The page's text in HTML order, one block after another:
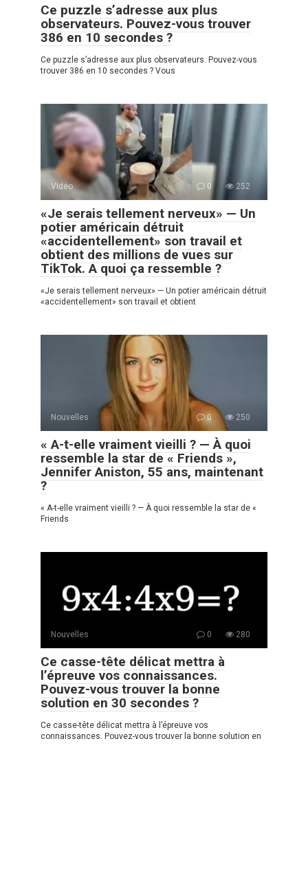
Ce puzzle s’adresse aux plus
observateurs. Pouvez-vous trouver
386 en 10 secondes ?
Ce puzzle s’adresse aux plus observateurs. Pouvez-vous
trouver 386 en 10 secondes ? Vous
Vidéo 0 252
«Je serais tellement nerveux» — Un
potier américain détruit
«accidentellement» son travail et
obtient des millions de vues sur
TikTok. A quoi ça ressemble ?
«Je serais tellement nerveux» — Un potier américain détruit
«accidentellement» son travail et obtient
Nouvelles 0 250
« A-t-elle vraiment vieilli ? — À quoi
ressemble la star de « Friends »,
Jennifer Aniston, 55 ans, maintenant
?
« A-t-elle vraiment vieilli ? — À quoi ressemble la star de «
Friends
Nouvelles 0 280
Ce casse-tête délicat mettra à
l’épreuve vos connaissances.
Pouvez-vous trouver la bonne
solution en 30 secondes ?
Ce casse-tête délicat mettra à l’épreuve vos
connaissances. Pouvez-vous trouver la bonne solution en